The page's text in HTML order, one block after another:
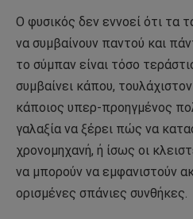
Ο φυσικός δεν εννοεί ότι τα
να συμβαίνουν παντού και
το σύμπαν είναι τόσο
συμβαίνει κάπου,
κάποιος υπερ-προηγμένος
γαλαξία να ξέρει πώς να
χρονομηχανή, ή ίσως οι
να μπορούν να εμφανιστούν
ορισμένες σπάνιες συνθήκες.